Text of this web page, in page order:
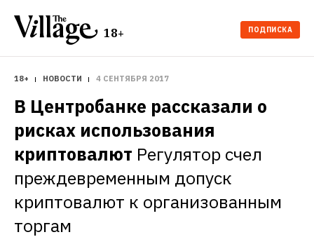
18+ ПОДПИСКА
18+ НОВОСТИ 4 СЕНТЯБРЯ 2017
В Центробанке рассказали о
рисках использования
криптовалют Регулятор счел
преждевременным допуск
криптовалют к организованным
торгам